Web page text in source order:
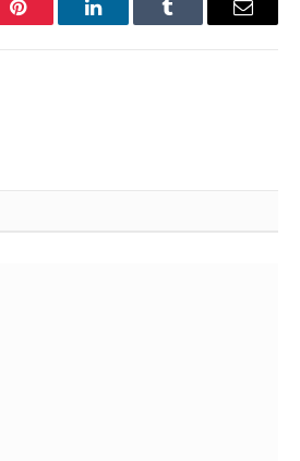
Pinterest LinkedInTumblr Email